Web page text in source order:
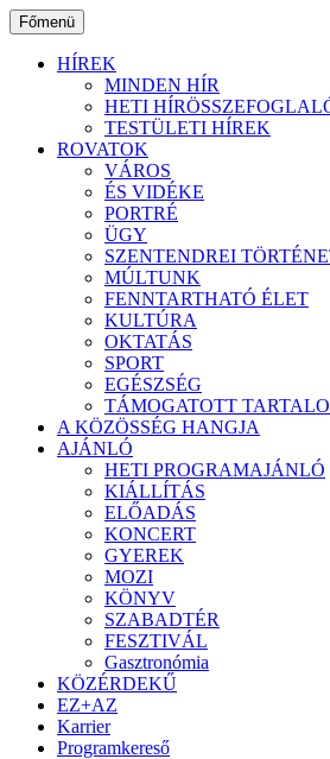
Ugrás
a
tartalomhoz
Főmenü
HÍREK
MINDEN HÍR
HETI
TESTÜLETI HÍREK
ROVATOK
VÁROS
ÉS VIDÉKE
PORTRÉ
ÜGY
SZENTENDREI
MÚLTUNK
FENNTARTHATÓ ÉLET
KULTÚRA
OKTATÁS
SPORT
EGÉSZSÉG
TÁMOGATOTT
A KÖZÖSSÉG HANGJA
AJÁNLÓ
HETI PROGRAMAJÁNLÓ
KIÁLLÍTÁS
ELŐADÁS
KONCERT
GYEREK
MOZI
KÖNYV
SZABADTÉR
FESZTIVÁL
Gasztronómia
KÖZÉRDEKŰ
EZ+AZ
Karrier
Programkereső